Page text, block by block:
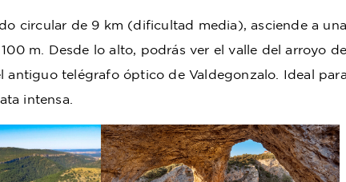
circular de 9 km (dificultad media), asciende a una
m. Desde lo alto, podrás ver el valle del arroyo
antiguo telégrafo óptico de Valdegonzalo. Ideal para
intensa.